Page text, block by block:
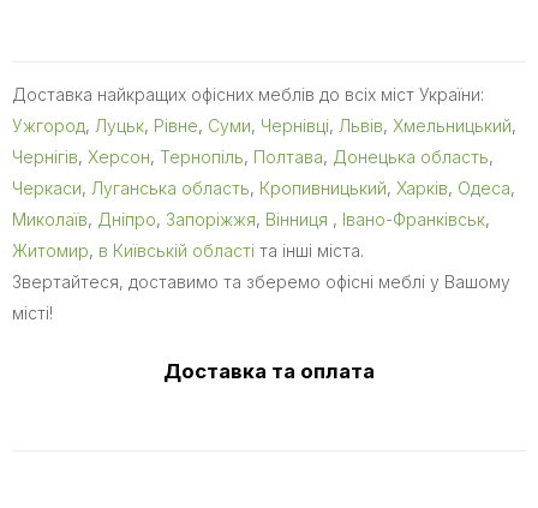
Доставка найкращих офісних меблів до всіх міст України:
Ужгород, Луцьк, Рівне, Суми, Чернівці, Львів, Хмельницький,
Чернігів, Херсон, Тернопіль, Полтава, Донецька область,
Черкаси, Луганська область, Кропивницький, Харків, Одеса,
Миколаїв, Дніпро, Запоріжжя, Вінниця , Івано-Франківськ,
Житомир, в Київській області та інші міста.
Звертайтеся, доставимо та зберемо офісні меблі у Вашому
місті!
Доставка та оплата